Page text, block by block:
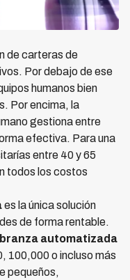
de carteras de
Por debajo de ese
humanos bien
Por encima, la
gestiona entre
efectiva. Para una
entre 40 y 65
todos los costos
es la única solución
de forma rentable.
automatizada
100,000 o incluso más
pequeños,